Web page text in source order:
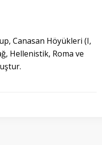
Canasan Höyükleri (I,
Hellenistik, Roma ve